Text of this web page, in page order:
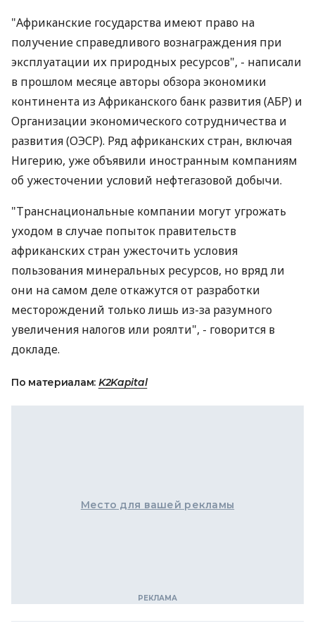
"Африканские государства имеют право на
получение справедливого вознаграждения при
эксплуатации их природных ресурсов", - написали
в прошлом месяце авторы обзора экономики
континента из Африканского банк развития (АБР) и
Организации экономического сотрудничества и
развития (ОЭСР). Ряд африканских стран, включая
Нигерию, уже объявили иностранным компаниям
об ужесточении условий нефтегазовой добычи.
"Транснациональные компании могут угрожать
уходом в случае попыток правительств
африканских стран ужесточить условия
пользования минеральных ресурсов, но вряд ли
они на самом деле откажутся от разработки
месторождений только лишь из-за разумного
увеличения налогов или роялти", - говорится в
докладе.
По материалам: K2Kapital
Место для вашей рекламы